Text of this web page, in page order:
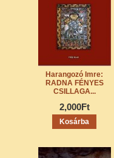
Harangozó Imre:
RADNA FÉNYES
CSILLAGA...
2,000Ft